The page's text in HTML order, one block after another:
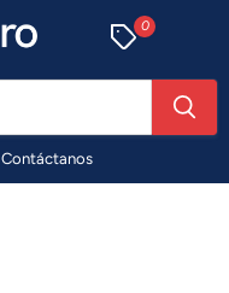
Contáctanos
0